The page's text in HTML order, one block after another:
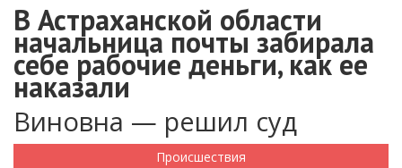
В Астраханской области
начальница почты забирала
себе рабочие деньги, как ее
наказали
Виновна — решил суд
Происшествия